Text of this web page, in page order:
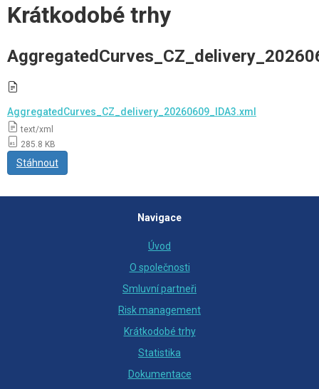
Krátkodobé trhy
AggregatedCurves_CZ_delivery_20260609_IDA3.xml
text/xml
285.8 KB
Stáhnout
Navigace
Úvod
O společnosti
Smluvní partneři
Risk management
Krátkodobé trhy
Statistika
Dokumentace